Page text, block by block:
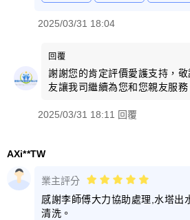
2025/03/31 18:04
回覆
謝謝您的肯定評價愛護支持，
友讓我司繼續為您和您親友服務
2025/03/31 18:11 回覆
AXi**TW
業主評分
感謝李師傅大力協助處理,水塔出
清洗。